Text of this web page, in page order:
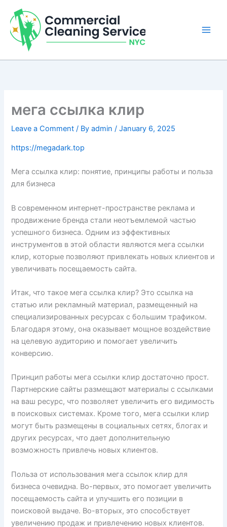
content
мега ссылка клир
Leave a Comment / Byadmin/January 6, 2025
https://megadark.top
Мега ссылка клир: понятие, принципы работы и польза
для бизнеса
В современном интернет-пространстве реклама и
продвижение бренда стали неотъемлемой частью
успешного бизнеса. Одним из эффективных
инструментов в этой области являются мега ссылки
клир, которые позволяют привлекать новых клиентов и
увеличивать посещаемость сайта.
Итак, что такое мега ссылка клир? Это ссылка на
статью или рекламный материал, размещенный на
специализированных ресурсах с большим трафиком.
Благодаря этому, она оказывает мощное воздействие
на целевую аудиторию и помогает увеличить
конверсию.
Принцип работы мега ссылки клир достаточно прост.
Партнерские сайты размещают материалы с ссылками
на ваш ресурс, что позволяет увеличить его видимость
в поисковых системах. Кроме того, мега ссылки клир
могут быть размещены в социальных сетях, блогах и
других ресурсах, что дает дополнительную
возможность привлечь новых клиентов.
Польза от использования мега ссылок клир для
бизнеса очевидна. Во-первых, это помогает увеличить
посещаемость сайта и улучшить его позиции в
поисковой выдаче. Во-вторых, это способствует
увеличению продаж и привлечению новых клиентов.